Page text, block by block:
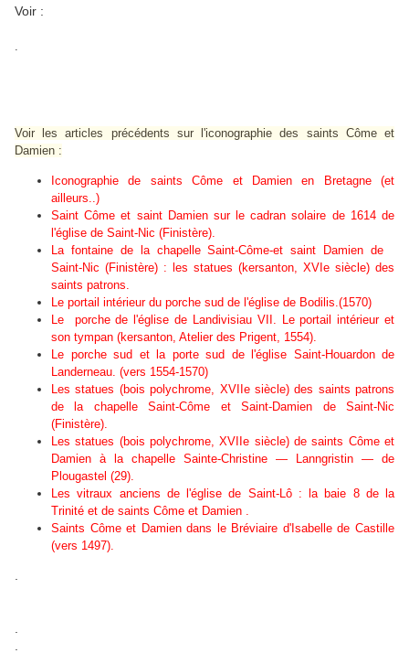
Voir :
.
Voir les articles précédents sur l'iconographie des saints Côme et
Damien :
Iconographie de saints Côme et Damien en Bretagne(et
ailleurs..)
Saint Côme et saint Damien sur le cadran solaire de 1614 de
l'église de Saint-Nic (Finistère).
La fontaine de la chapelle Saint-Côme-et saint Damien de
Saint-Nic (Finistère) : les statues (kersanton, XVIe siècle) des
saints patrons.
Le portail intérieur du porche sud de l'église de Bodilis.(1570)
Le porche de l'église de Landivisiau VII. Le portail intérieur et
son tympan (kersanton, Atelier des Prigent, 1554).
Le porche sud et la porte sud de l'église Saint-Houardon de
Landerneau. (vers 1554-1570)
Les statues (bois polychrome, XVIIe siècle) des saints patrons
de la chapelle Saint-Côme et Saint-Damien de Saint-Nic
(Finistère).
Les statues (bois polychrome, XVIIe siècle) de saints Côme et
Damien à la chapelle Sainte-Christine — Lanngristin — de
Plougastel (29).
Les vitraux anciens de l'église de Saint-Lô : la baie 8 de la
Trinité et de saints Côme et Damien .
Saints Côme et Damien dans le Bréviaire d'Isabelle de Castille
(vers 1497).